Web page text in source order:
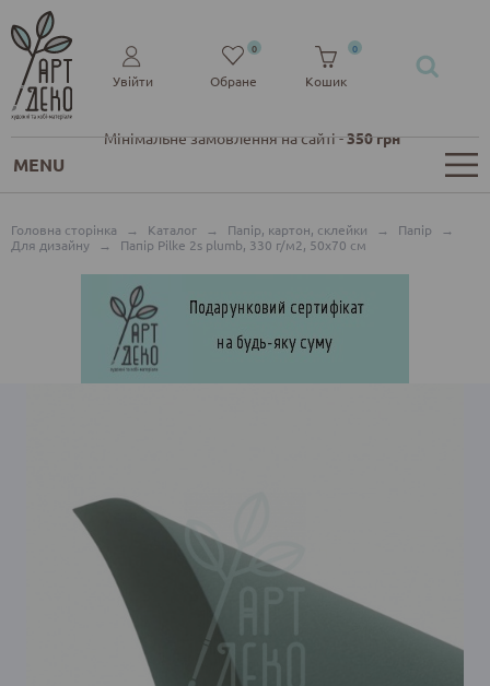
Мінімальне замовлення на сайті -350 грн
Увійти Обране
0
Кошик
0
MENU
Головна сторінка → Каталог → Папір, картон, склейки → Папір
→
Для дизайну
→ Папір Pilke 2s plumb, 330 г/м2, 50x70 см